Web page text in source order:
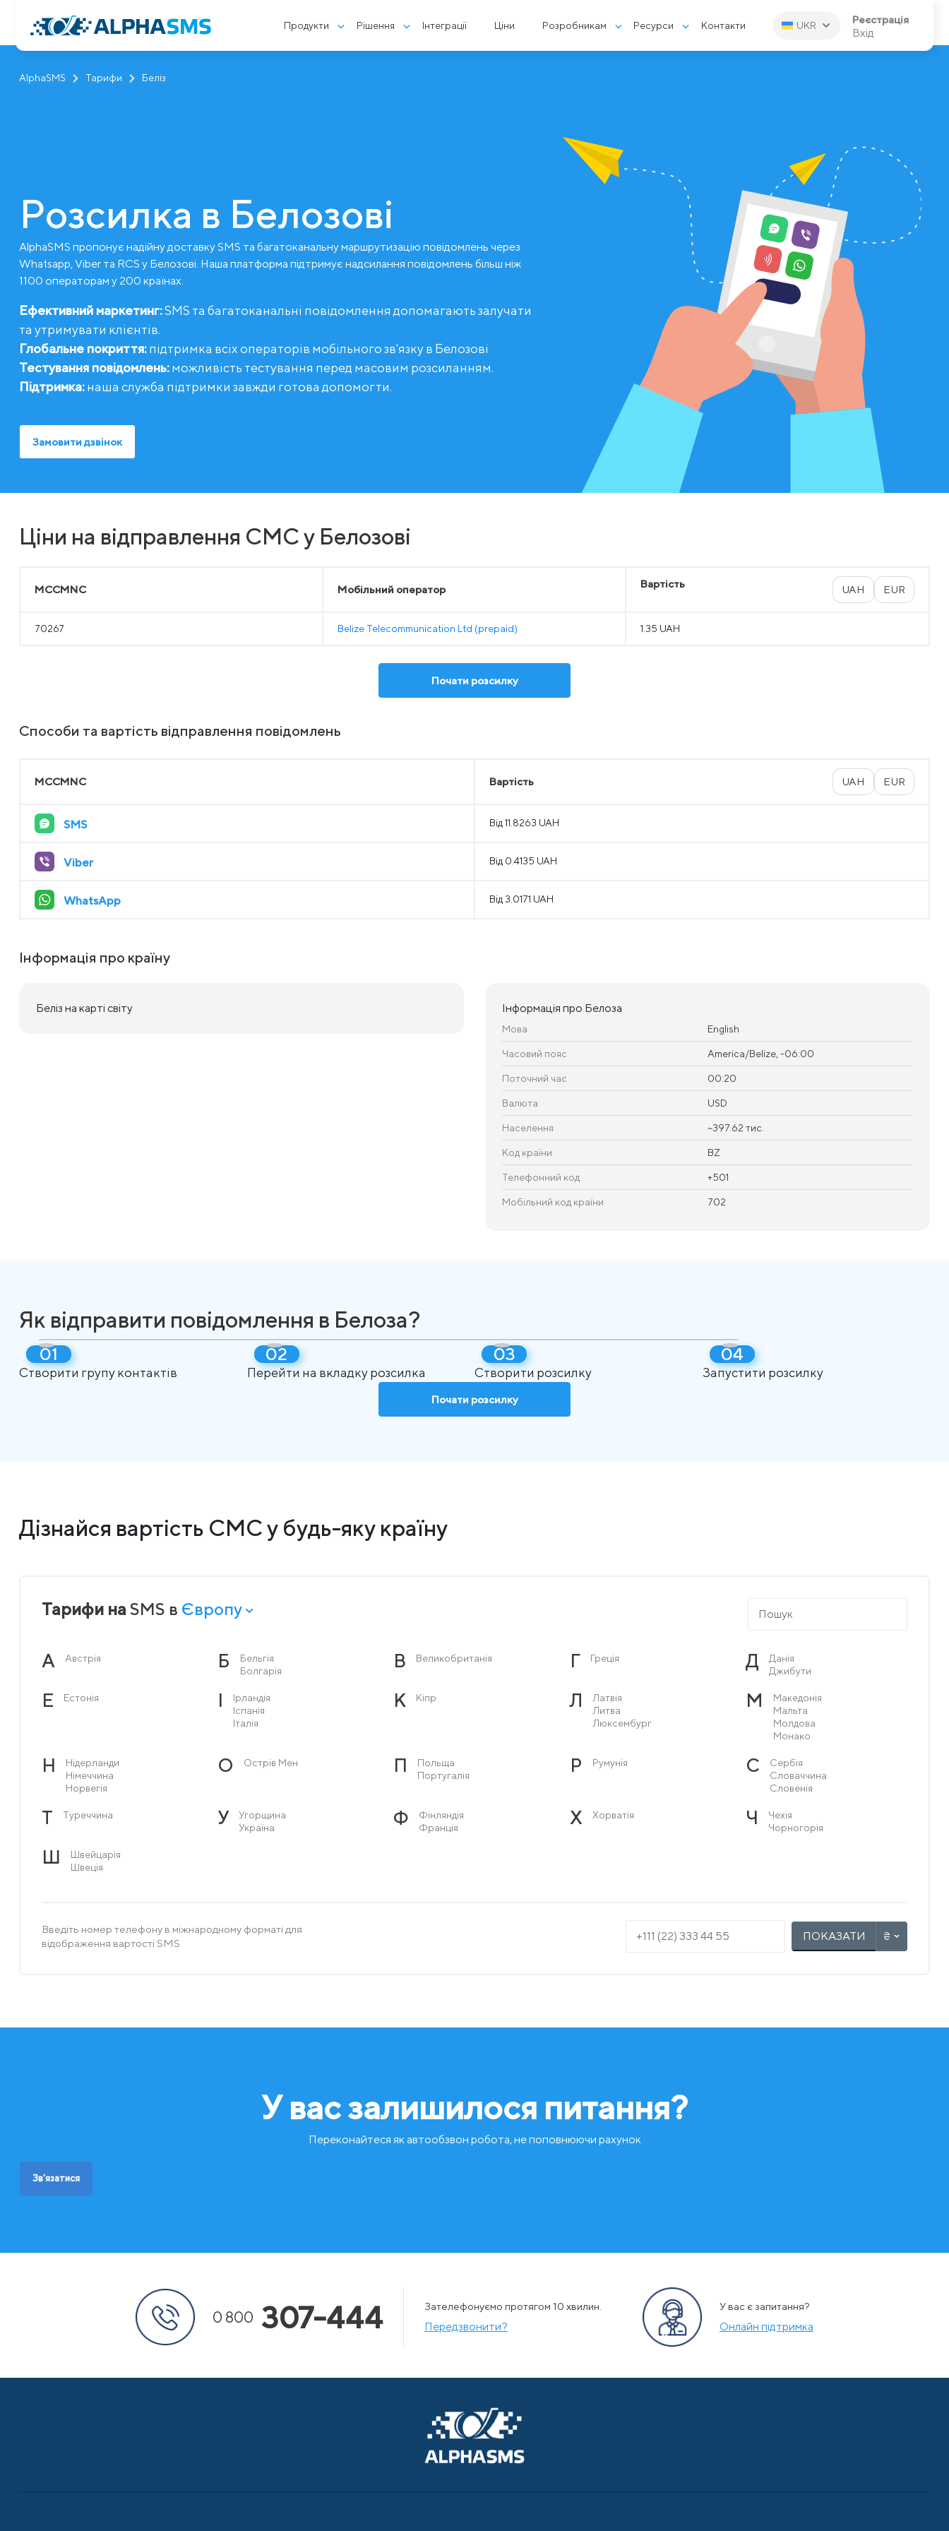
AlphaSMS Тарифи Беліз
Продукти Рішення Інтеграції Ціни Розробникам Ресурси Контакти UKR Реєстрація
Вхід
Розсилка в Белозові
AlphaSMS пропонує надійну доставку SMS та багатоканальну маршрутизацію повідомлень через
Whatsapp, Viber та RCS у Белозові. Наша платформа підтримує надсилання повідомлень більш ніж
1100 операторам у 200 країнах.
Ефективний маркетинг:SMS та багатоканальні повідомлення допомагають залучати
та утримувати клієнтів.
Глобальне покриття:підтримка всіх операторів мобільного зв'язку в Белозові
Тестування повідомлень:можливість тестування перед масовим розсиланням.
Підтримка:наша служба підтримки завжди готова допомогти.
Замовити дзвінок
Ціни на відправлення СМС у Белозові
MCCMNC Мобільний оператор Вартість UAH EUR
70267 Belize Telecommunication Ltd (prepaid) 1.35 UAH
Почати розсилку
Способи та вартість відправлення повідомлень
MCCMNC Вартість UAH EUR
SMS Від 11.8263 UAH
Viber Від 0.4135 UAH
WhatsApp Від 3.0171 UAH
Інформація про країну
Беліз на карті світу Інформація про Белоза
Мова English
Часовий пояс America/Belize, -06:00
Поточний час 00:20
Валюта USD
Населення ~397.62 тис.
Код країни BZ
Телефонний код +501
Мобільний код країни 702
Як відправити повідомлення в Белоза?
Створити групу контактів Перейти на вкладку розсилка Створити розсилку Запустити розсилку
Почати розсилку
Дізнайся вартість СМС у будь-яку країну
Тарифи на SMS в Європу
А Австрія Б
Бельгія
Болгарія
В Великобританія Г Греція Д
Данія
Джибути
Е Естонія І
Ірландія
Іспанія
Італія
К Кіпр Л
Латвія
Литва
Люксембург
М
Македонія
Мальта
Молдова
Монако
Н
Нідерланди
Німеччина
Норвегія
О Острів Мен П
Польща
Португалія
Р Румунія С
Сербія
Словаччина
Словенія
Т Туреччина У
Угорщина
Україна
Ф
Фінляндія
Франція
Х Хорватія Ч
Чехія
Чорногорія
Ш
Швейцарія
Швеція
Введіть номер телефону в міжнародному форматі для
відображення вартості SMS
ПОКАЗАТИ
У вас залишилося питання?
Переконайтеся як автообзвон робота, не поповнюючи рахунок
Зв'язатися
0 800 307-444 Зателефонуємо протягом 10 хвилин.
Передзвонити?
У вас є запитання?
Онлайн підтримка